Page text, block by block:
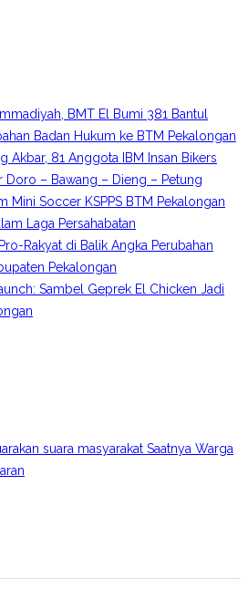
BMT El Bumi 381 Bantul
Badan Hukum ke BTM Pekalongan
Akbar, 81 Anggota IBM Insan Bikers
Doro – Bawang – Dieng – Petung
Mini Soccer KSPPS BTM Pekalongan
Laga Persahabatan
Rakyat di Balik Angka Perubahan
Pekalongan
Sambel Geprek El Chicken Jadi
suara masyarakat Saatnya Warga